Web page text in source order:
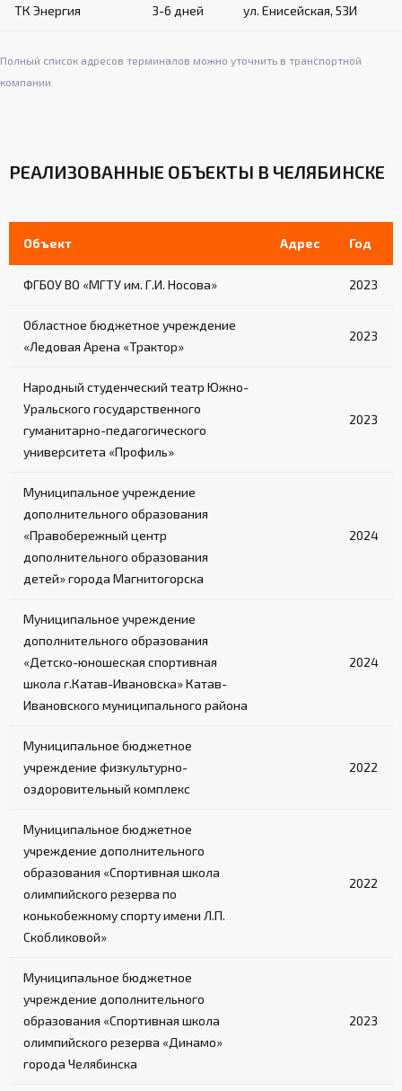
ТК Энергия 3-6 дней ул. Енисейская, 53И
Полный список адресов терминалов можно уточнить в транспортной
компании.
РЕАЛИЗОВАННЫЕ ОБЪЕКТЫ В ЧЕЛЯБИНСКЕ
Объект Адрес Год
ФГБОУ ВО «МГТУ им. Г.И. Носова» 2023
Областное бюджетное учреждение
«Ледовая Арена «Трактор»
2023
Народный студенческий театр Южно-
Уральского государственного
гуманитарно-педагогического
университета «Профиль»
2023
Муниципальное учреждение
дополнительного образования
«Правобережный центр
дополнительного образования
детей» города Магнитогорска
2024
Муниципальное учреждение
дополнительного образования
«Детско-юношеская спортивная
школа г.Катав-Ивановска» Катав-
Ивановского муниципального района
2024
Муниципальное бюджетное
учреждение физкультурно-
оздоровительный комплекс
2022
Муниципальное бюджетное
учреждение дополнительного
образования «Спортивная школа
олимпийского резерва по
конькобежному спорту имени Л.П.
Скобликовой»
2022
Муниципальное бюджетное
учреждение дополнительного
образования «Спортивная школа
олимпийского резерва «Динамо»
города Челябинска
2023